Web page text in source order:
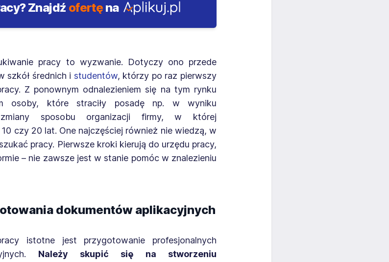
Znajdź ofertę na
pracy to wyzwanie. Dotyczy ono przede
szkół średnich i studentów, którzy po raz pierwszy
Z ponownym odnalezieniem się na tym rynku
osoby, które straciły posadę np. w wyniku
sposobu organizacji firmy, w której
czy 20 lat. One najczęściej również nie wiedzą, w
pracy. Pierwsze kroki kierują do urzędu pracy,
– nie zawsze jest w stanie pomóc w znalezieniu
dokumentów aplikacyjnych
istotne jest przygotowanie profesjonalnych
Należy skupić się na stworzeniu